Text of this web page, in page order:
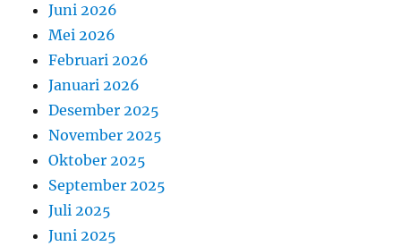
Juni 2026
Mei 2026
Februari 2026
Januari 2026
Desember 2025
November 2025
Oktober 2025
September 2025
Juli 2025
Juni 2025